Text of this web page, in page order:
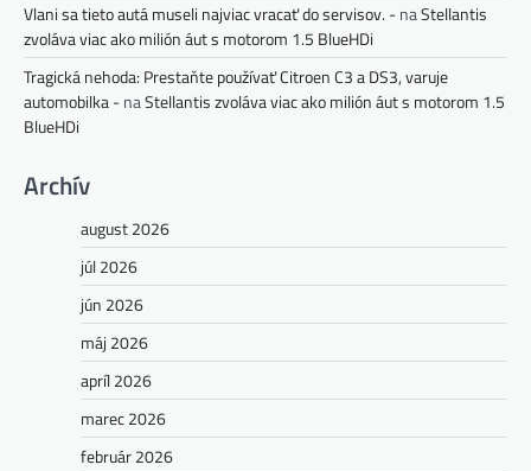
Vlani sa tieto autá museli najviac vracať do servisov. -naStellantis
zvoláva viac ako milión áut s motorom 1.5 BlueHDi
Tragická nehoda: Prestaňte používať Citroen C3 a DS3, varuje
automobilka -naStellantis zvoláva viac ako milión áut s motorom 1.5
BlueHDi
Archív
august 2026
júl 2026
jún 2026
máj 2026
apríl 2026
marec 2026
február 2026